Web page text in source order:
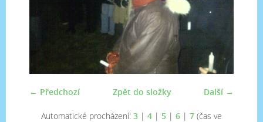
← Předchozí Další →
Zpět do složky
Automatické procházení: 3 | 4 | 5 | 6 | 7 (čas ve